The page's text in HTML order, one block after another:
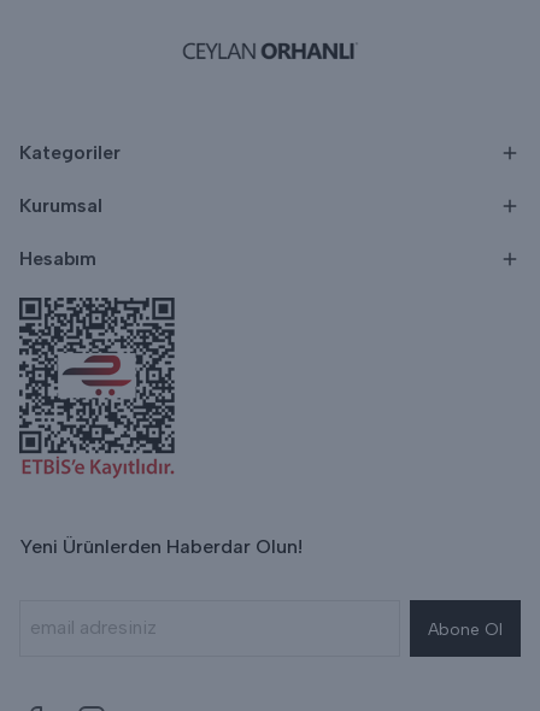
Kategoriler
Kurumsal
Hesabım
Yeni Ürünlerden Haberdar Olun!
Abone Ol